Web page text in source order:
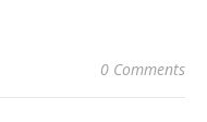
0 Comments